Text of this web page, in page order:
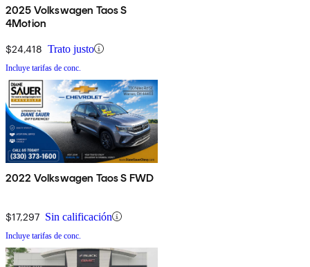
2025 Volkswagen Taos S
4Motion
$24,418 Trato justo
Incluye tarifas de conc.
2022 Volkswagen Taos S FWD
$17,297 Sin calificación
Incluye tarifas de conc.